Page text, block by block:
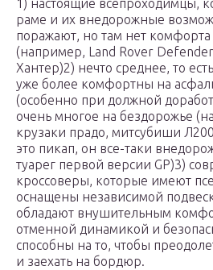
1) настоящие всепроходимцы,
раме и их внедорожные
поражают, но там нет комфорта
(например, Land Rover
Хантер)2) нечто среднее, то
уже более комфортны на
(особенно при должной
очень многое на бездорожье
крузаки прадо, митсубиши
это пикап, он все-таки
туарег первой версии GP)3)
кроссоверы, которые имеют
оснащены независимой
обладают внушительным
отменной динамикой и
способны на то, чтобы
и заехать на бордюр.